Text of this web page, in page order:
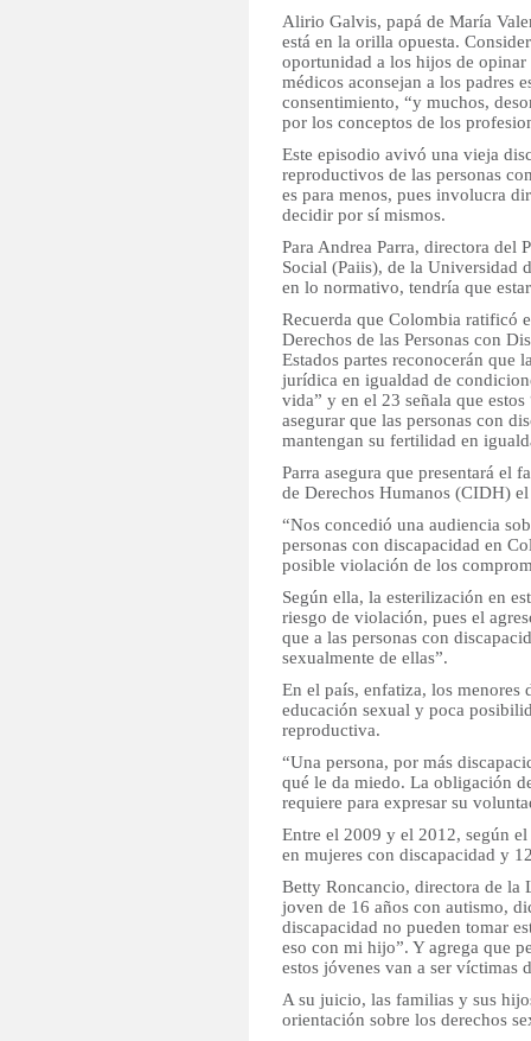
Alirio Galvis, papá de María
está en la orilla opuesta.
oportunidad a los hijos de
médicos aconsejan a los padres
consentimiento, “y muchos,
por los conceptos de los
Este episodio avivó una vieja
reproductivos de las personas
es para menos, pues involucra
decidir por sí mismos.
Para Andrea Parra, directora
Social (Paiis), de la Universidad
en lo normativo, tendría que
Recuerda que Colombia ratificó
Derechos de las Personas con
Estados partes reconocerán que
jurídica en igualdad de
vida” y en el 23 señala que
asegurar que las personas con
mantengan su fertilidad en
Parra asegura que presentará el
de Derechos Humanos (CIDH)
“Nos concedió una audiencia
personas con discapacidad en
posible violación de los
Según ella, la esterilización en
riesgo de violación, pues el
que a las personas con
sexualmente de ellas”.
En el país, enfatiza, los menores
educación sexual y poca
reproductiva.
“Una persona, por más
qué le da miedo. La obligación
requiere para expresar su
Entre el 2009 y el 2012, según
en mujeres con discapacidad y
Betty Roncancio, directora de la
joven de 16 años con autismo,
discapacidad no pueden tomar
eso con mi hijo”. Y agrega que
estos jóvenes van a ser víctimas
A su juicio, las familias y sus
orientación sobre los derechos